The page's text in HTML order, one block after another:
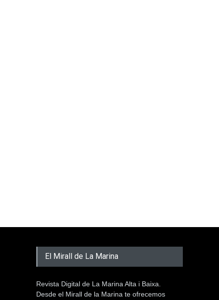
El Mirall de La Marina
Revista Digital de La Marina Alta i Baixa.
Desde el Mirall de la Marina te ofrecemos